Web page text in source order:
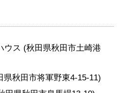
ウス (秋田県秋田市土崎港
秋田市将軍野東4-15-11)